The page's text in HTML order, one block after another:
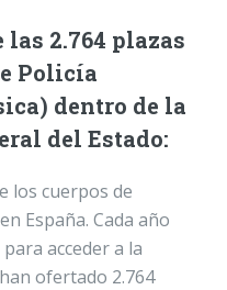
las 2.764 plazas
Policía
dentro de la
del Estado:
los cuerpos de
España. Cada año
acceder a la
ofertado 2.764